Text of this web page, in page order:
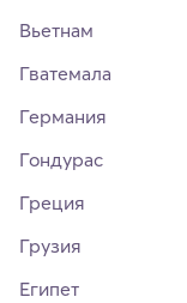
Вьетнам
Гватемала
Германия
Гондурас
Греция
Грузия
Египет